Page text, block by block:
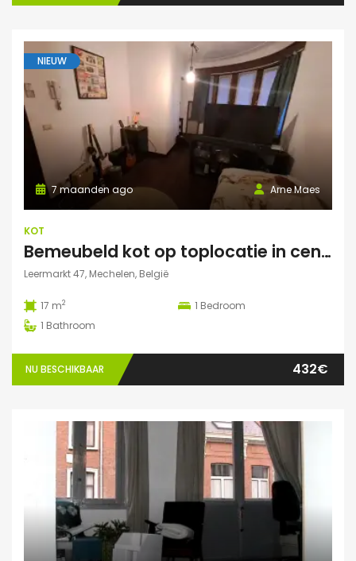
NIEUW
Arne Maes
7 maanden ago
KOT
Bemeubeld kot op toplocatie in centrum Mechelen met privédouche, dakterras en lavabo
Leermarkt 47, Mechelen, België
17 m2 1 Bedroom
1 Bathroom
NU BESCHIKBAAR 432€